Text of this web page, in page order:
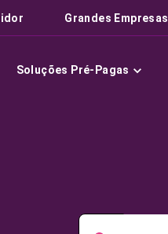
Grandes Empresas
Soluções Pré-Pagas